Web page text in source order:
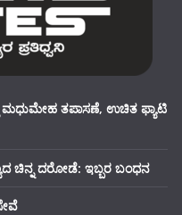
ಮಧುಮೇಹ ತಪಾಸಣೆ, ಉಚಿತ ಫ್ಯಾಟಿ
ಚಿನ್ನ ದರೋಡೆ: ಇಬ್ಬರ ಬಂಧನ